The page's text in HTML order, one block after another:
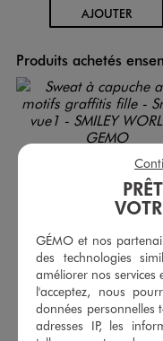
AJOUTERAU
Produits achetés
Sweat à capuche avec motifs graffitis fille -
GÉMO et nos
des technologies
améliorer nos services
l'acceptez, nous
données personnelles
adresses IP, les